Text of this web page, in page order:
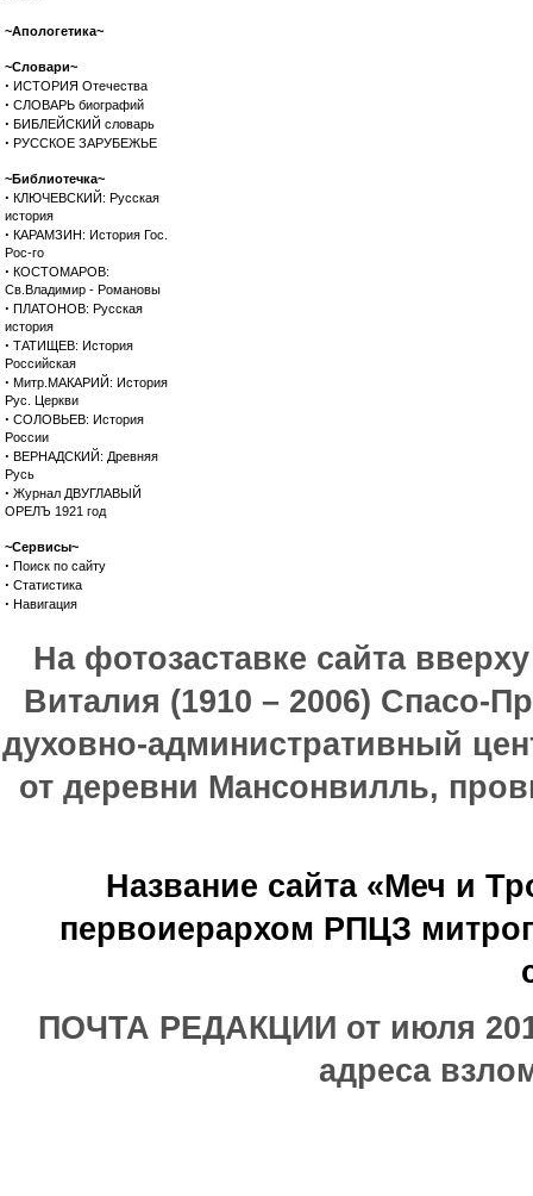
~Апологетика~
~Словари~
· ИСТОРИЯ Отечества
· СЛОВАРЬ биографий
· БИБЛЕЙСКИЙ словарь
· РУССКОЕ ЗАРУБЕЖЬЕ
~Библиотечка~
· КЛЮЧЕВСКИЙ: Русская
история
· КАРАМЗИН: История Гос.
Рос-го
· КОСТОМАРОВ:
Св.Владимир - Романовы
· ПЛАТОНОВ: Русская
история
· ТАТИЩЕВ: История
Российская
· Митр.МАКАРИЙ: История
Рус. Церкви
· СОЛОВЬЕВ: История
России
· ВЕРНАДСКИЙ: Древняя
Русь
· Журнал ДВУГЛАВЫЙ
ОРЕЛЪ 1921 год
~Сервисы~
· Поиск по сайту
· Статистика
· Навигация
На фотозаставке сайта
Виталия (1910 – 2006) Спасо-
духовно-административный
от деревни Мансонвилль,
Название сайта «Меч и
первоиерархом РПЦЗ
ПОЧТА РЕДАКЦИИ от июля
адреса